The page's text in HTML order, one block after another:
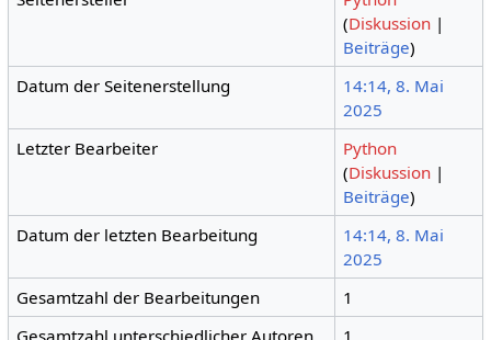
(Diskussion |
Beiträge)
Datum der Seitenerstellung
14:14, 8. Mai
2025
Letzter Bearbeiter
Python
(Diskussion |
Beiträge)
Datum der letzten Bearbeitung
14:14, 8. Mai
2025
Gesamtzahl der Bearbeitungen
1